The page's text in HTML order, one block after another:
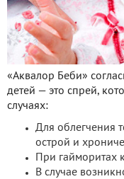
«Аквалор Беби»
детей — это спрей,
случаях:
Для облегчения
острой и
При гайморитах
В случае